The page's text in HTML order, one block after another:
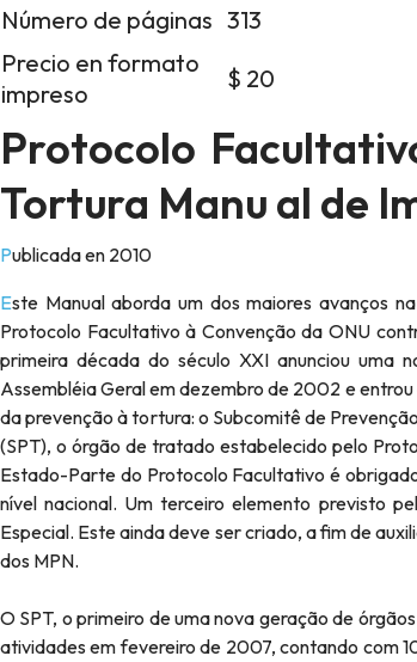
Número de páginas 313
Precio en formato
impreso
$ 20
Protocolo
Tortura Manu al de
Publicada en 2010
Este Manual aborda um dos maiores avanços na proteção dos direitos humanos nos últimos tempos: ao processo pelo qual o
Protocolo Facultativo à Convenção da ONU
primeira década do século XXI anunciou
Assembléia Geral em dezembro de 2002 e
da prevenção à tortura: o Subcomitê de
(SPT), o órgão de tratado estabelecido pelo
Estado-Parte do Protocolo Facultativo é
nível nacional. Um terceiro elemento previsto
Especial. Este ainda deve ser criado, a fim de
dos MPN.
O SPT, o primeiro de uma nova geração de
atividades em fevereiro de 2007, contando com